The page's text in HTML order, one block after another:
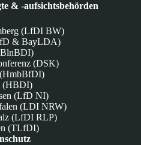
& -aufsichtsbehörden
(LfDI BW)
& BayLDA)
(DSK)
(HBDI)
(LfD NI)
(LDI NRW)
(LfDI RLP)
(TLfDI)